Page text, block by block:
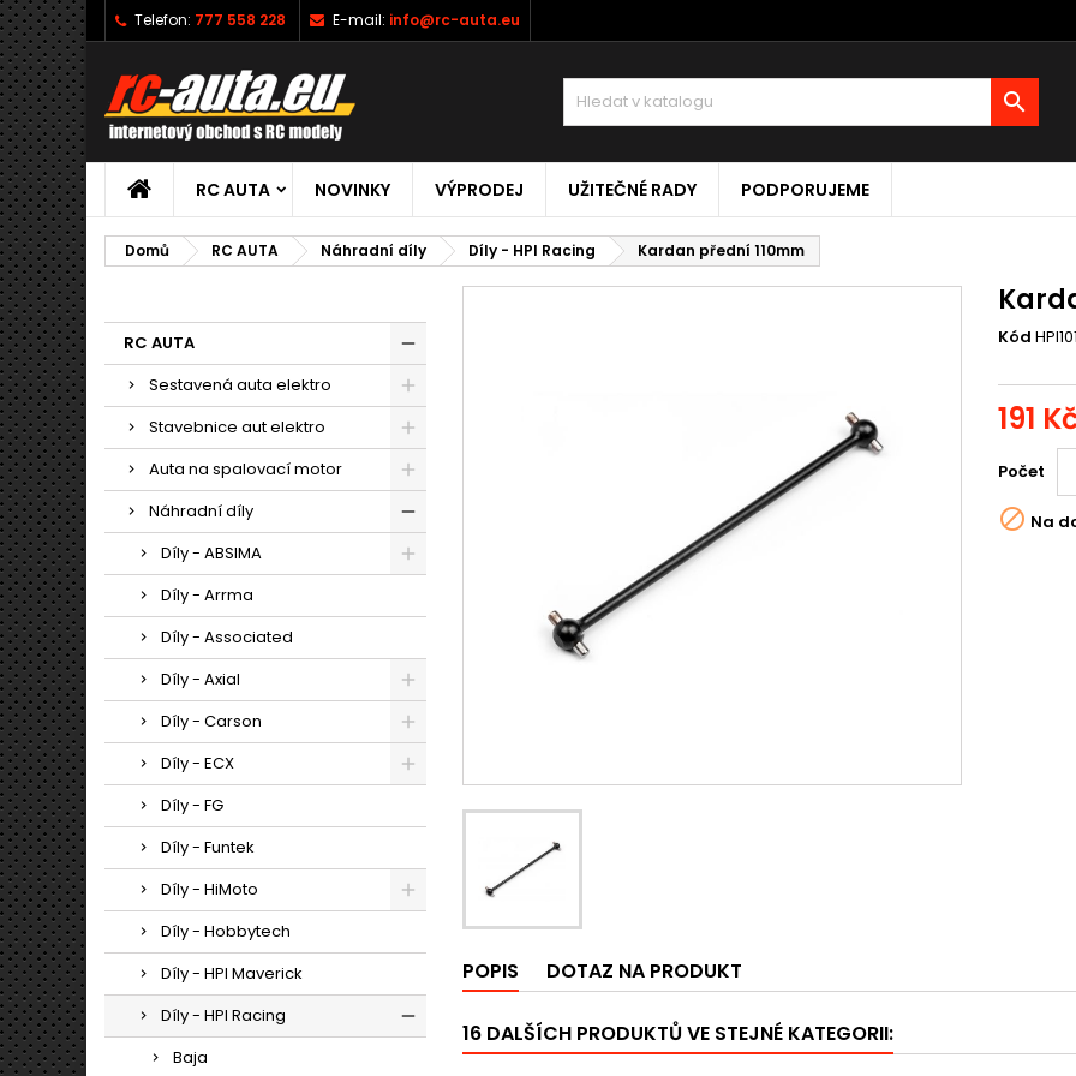
Telefon: 777 558 228 E-mail: info@rc-auta.eu

RC AUTA NOVINKY VÝPRODEJ UŽITEČNÉ RADY PODPORUJEME
Domů RC AUTA Náhradní díly Díly - HPI Racing Kardan přední 110mm
RC AUTA
Sestavená auta elektro
Stavebnice aut elektro
Auta na spalovací motor
Náhradní díly
Díly - ABSIMA
Díly - Arrma
Díly - Associated
Díly - Axial
Díly - Carson
Díly - ECX
Díly - FG
Díly - Funtek
Díly - HiMoto
Díly - Hobbytech
Díly - HPI Maverick
Díly - HPI Racing
Baja
Kód
191
Počet
 Na
POPIS DOTAZ NA PRODUKT
16 DALŠÍCH PRODUKTŮ VE STEJNÉ KATEGORII: